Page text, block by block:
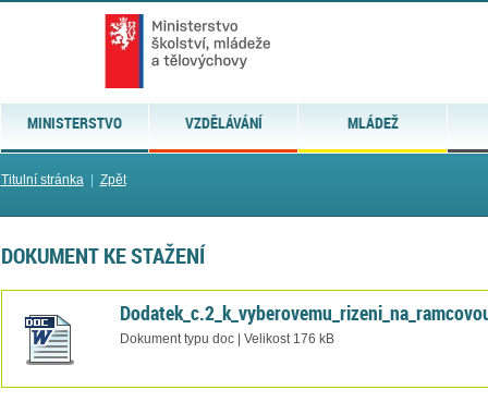
MINISTERSTVO VZDĚLÁVÁNÍ MLÁDEŽ
Titulní stránka| Zpět
DOKUMENT KE STAŽENÍ
Dokument typu doc | Velikost 176 kB